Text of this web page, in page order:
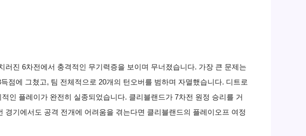
진 6차전에서 충격적인 무기력증을 보이며 무너졌습니다. 가장 큰 문제는
점에 그쳤고, 팀 전체적으로 20개의 턴오버를 범하며 자멸했습니다. 디트로
인 플레이가 완전히 실종되었습니다. 클리블랜드가 7차전 원정 승리를 거
기에서도 공격 전개에 어려움을 겪는다면 클리블랜드의 플레이오프 여정